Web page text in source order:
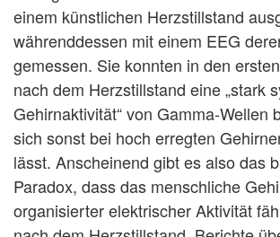
einem künstlichen Herzstillstand
währenddessen mit einem EEG
gemessen. Sie konnten in den
nach dem Herzstillstand eine „stark
Gehirnaktivität“ von Gamma-Wellen
sich sonst bei hoch erregten
lässt. Anscheinend gibt es also das
Paradox, dass das menschliche
organisierter elektrischer Aktivität